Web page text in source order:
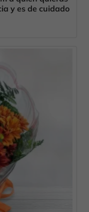
y es de cuidado